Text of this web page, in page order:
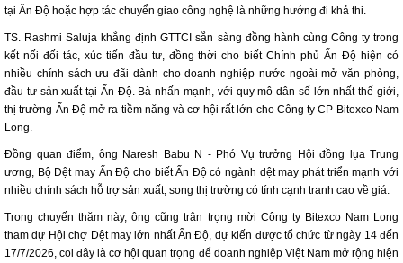
tại Ấn Độ hoặc hợp tác chuyển giao công nghệ là những hướng đi khả thi.
TS. Rashmi Saluja khẳng định GTTCI sẵn sàng đồng hành cùng Công ty trong
kết nối đối tác, xúc tiến đầu tư, đồng thời cho biết Chính phủ Ấn Độ hiện có
nhiều chính sách ưu đãi dành cho doanh nghiệp nước ngoài mở văn phòng,
đầu tư sản xuất tại Ấn Độ. Bà nhấn mạnh, với quy mô dân số lớn nhất thế giới,
thị trường Ấn Độ mở ra tiềm năng và cơ hội rất lớn cho Công ty CP Bitexco Nam
Long.
Đồng quan điểm, ông Naresh Babu N - Phó Vụ trưởng Hội đồng lụa Trung
ương, Bộ Dệt may Ấn Độ cho biết Ấn Độ có ngành dệt may phát triển mạnh với
nhiều chính sách hỗ trợ sản xuất, song thị trường có tính cạnh tranh cao về giá.
Trong chuyến thăm này, ông cũng trân trọng mời Công ty Bitexco Nam Long
tham dự Hội chợ Dệt may lớn nhất Ấn Độ, dự kiến được tổ chức từ ngày 14 đến
17/7/2026, coi đây là cơ hội quan trọng để doanh nghiệp Việt Nam mở rộng hiện